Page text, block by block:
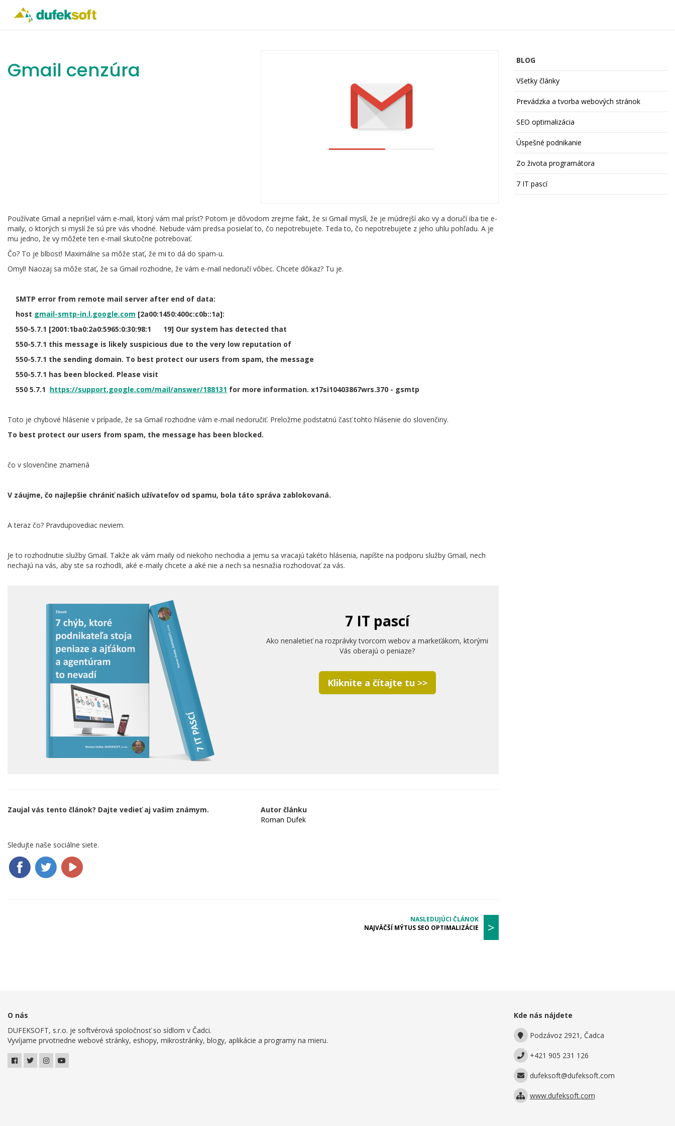
Gmail cenzúra
Používate Gmail a neprišiel vám e-mail, ktorý vám mal prísť? Potom je dôvodom zrejme fakt, že si Gmail myslí, že je múdrejší ako vy a doručí iba tie e-
maily, o ktorých si myslí že sú pre vás vhodné. Nebude vám predsa posielať to, čo nepotrebujete. Teda to, čo nepotrebujete z jeho uhlu pohľadu. A je
mu jedno, že vy môžete ten e-mail skutočne potrebovať.
Čo? To je blbosť! Maximálne sa môže stať, že mi to dá do spam-u.
Omyl! Naozaj sa môže stať, že sa Gmail rozhodne, že vám e-mail nedoručí vôbec. Chcete dôkaz? Tu je.
SMTP error from remote mail server after end of data:
host gmail-smtp-in.l.google.com [2a00:1450:400c:c0b::1a]:
550-5.7.1 [2001:1ba0:2a0:5965:0:30:98:1 19] Our system has detected that
550-5.7.1 this message is likely suspicious due to the very low reputation of
550-5.7.1 the sending domain. To best protect our users from spam, the message
550-5.7.1 has been blocked. Please visit
550 5.7.1 https://support.google.com/mail/answer/188131 for more information. x17si10403867wrs.370 - gsmtp
Toto je chybové hlásenie v prípade, že sa Gmail rozhodne vám e-mail nedoručiť. Preložme podstatnú časť tohto hlásenie do slovenčiny.
To best protect our users from spam, the message has been blocked.
čo v slovenčine znamená
V záujme, čo najlepšie chrániť našich užívateľov od spamu, bola táto správa zablokovaná.
A teraz čo? Pravdupovediac neviem.
Je to rozhodnutie služby Gmail. Takže ak vám maily od niekoho nechodia a jemu sa vracajú takéto hlásenia, napíšte na podporu služby Gmail, nech
nechajú na vás, aby ste sa rozhodli, aké e-maily chcete a aké nie a nech sa nesnažia rozhodovať za vás.
7 IT pascí
Ako nenaletieť na rozprávky tvorcom webov a markeťákom, ktorými
Vás oberajú o peniaze?
Kliknite a čítajte tu >>
Zaujal vás tento článok? Dajte vedieť aj vašim známym.
Sledujte naše sociálne siete.
Autor článku
Roman Dufek
>
NASLEDUJÚCI ČLÁNOK
NAJVÄČŠÍ MÝTUS SEO OPTIMALIZÁCIE
BLOG
Všetky články
Prevádzka a tvorba webových stránok
SEO optimalizácia
Úspešné podnikanie
Zo života programátora
7 IT pascí
O nás
DUFEKSOFT, s.r.o. je softvérová spoločnosť so sídlom v Čadci.
Vyvíjame prvotriedne webové stránky, eshopy, mikrostránky, blogy, aplikácie a programy na mieru.
Kde nás nájdete
Podzávoz 2921, Čadca
+421 905 231 126
dufeksoft@dufeksoft.com
www.dufeksoft.com